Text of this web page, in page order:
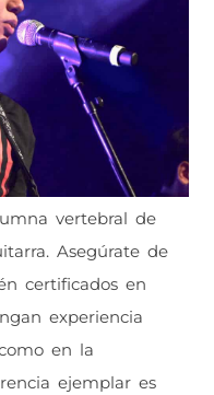
vertebral de
Asegúrate de
certificados en
experiencia
en la
ejemplar es